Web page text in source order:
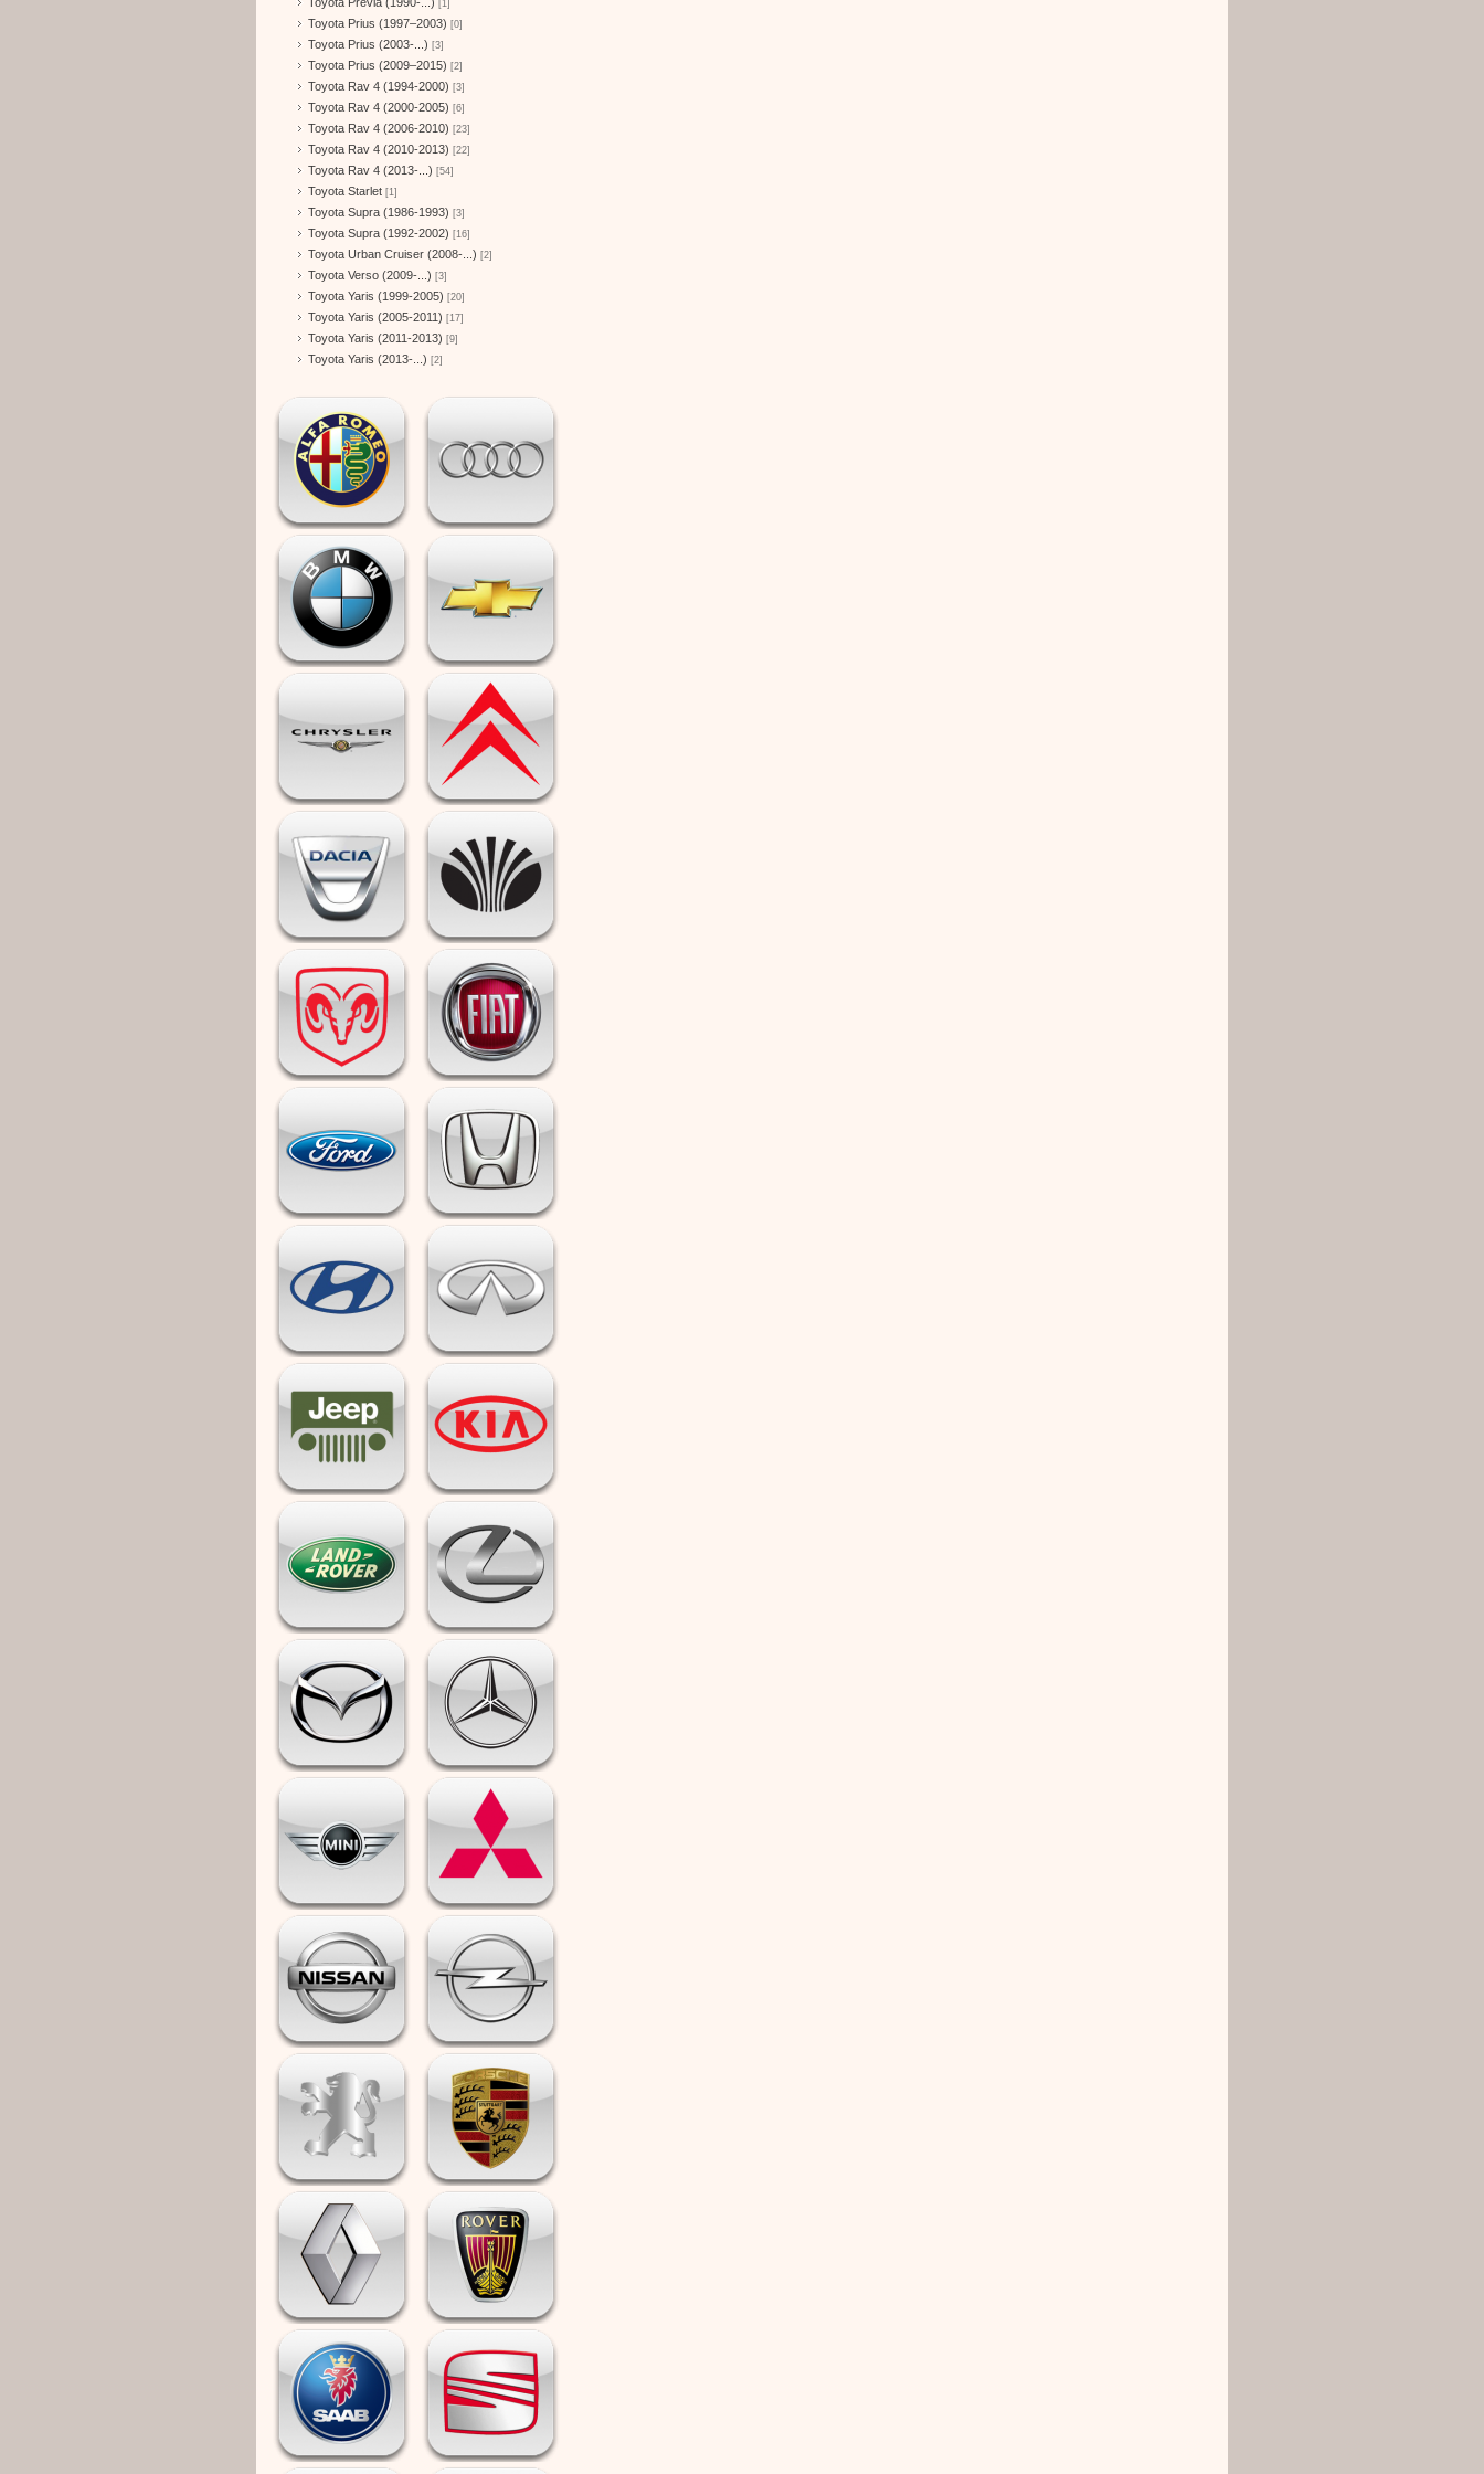
[1]
Toyota Prius (1997–2003) [0]
Toyota Prius (2003-...) [3]
Toyota Prius (2009–2015) [2]
Toyota Rav 4 (1994-2000) [3]
Toyota Rav 4 (2000-2005) [6]
Toyota Rav 4 (2006-2010) [23]
Toyota Rav 4 (2010-2013) [22]
Toyota Rav 4 (2013-...) [54]
Toyota Starlet [1]
Toyota Supra (1986-1993) [3]
Toyota Supra (1992-2002) [16]
Toyota Urban Cruiser (2008-...) [2]
Toyota Verso (2009-...) [3]
Toyota Yaris (1999-2005) [20]
Toyota Yaris (2005-2011) [17]
Toyota Yaris (2011-2013) [9]
Toyota Yaris (2013-...) [2]